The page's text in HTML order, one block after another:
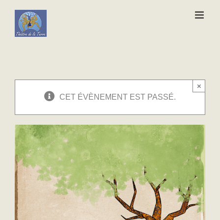
contenu
CET ÉVÈNEMENT EST PASSÉ.
×